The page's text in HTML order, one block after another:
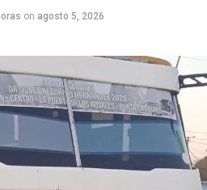
on agosto 5, 2026